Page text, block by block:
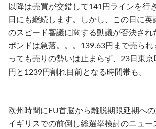
以降は売買が交錯して141円ラインを行
日にも継続します。しかし、この日に英
のスピード審議に関する動議が否決され
ポンドは急落。。。139.63円まで売られ
っても売りの勢いは止まらず、23日東
円と1239円割れ目前となる時間帯も。
欧州時間にEU首脳から離脱期限延期への
イギリスでの前倒し総選挙検討のニュー